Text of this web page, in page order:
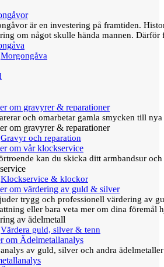
är en investering på framtiden.
om något skulle hända mannen.
Morgongåva
om gravyrer & reparationer
och omarbetar gamla smycken till
om gravyrer & reparationer
Gravyr och reparation
om vår klockservice
kan du skicka ditt armbandsur
Klockservice & klockor
om värdering av guld & silver
trygg och professionell värdering av
eller bara veta mer om dina föremål
av ädelmetall
Värdera guld, silver & tenn
om Ädelmetallanalys
av guld, silver och andra